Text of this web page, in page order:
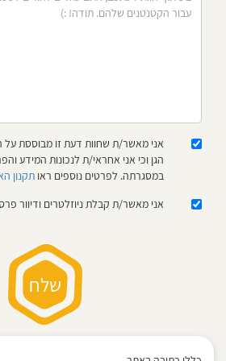
אני מאשר/ת שחוות דעת זו מבוססת על
הגן וכי אני אחראי/ת לנכונות המידע
במסגרתה. לפרטים נוספים ראותקנון
אני מאשר/ת קבלת ניוזלטרים ודיוור